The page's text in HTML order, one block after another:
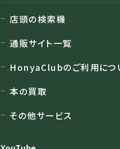
店頭の検索機
通販サイト一覧
HonyaClubのご利用につ
本の買取
その他サービス